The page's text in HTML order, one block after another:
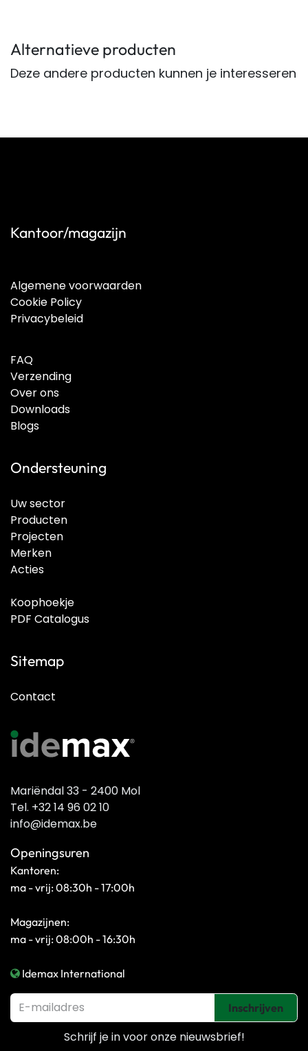
Alternatieve producten
Deze andere producten kunnen je interesseren
Kantoor/magazijn
Algemene voorwaarden
Cookie Policy
Privacybeleid
FAQ
Verzending
Over ons
Downloads
Blogs
Ondersteuning
Uw sector
Producten
Projecten
Merken
Acties
Koophoekje
PDF Catalogus
Sitemap
Contact
Mariëndal 33 - 2400 Mol
Tel. +32 14 96 02 10
info@idemax.be
Openingsuren
Kantoren:
ma - vrij: 08:30h - 17:00h
Magazijnen:
ma - vrij: 08:00h - 16:30h
Idemax International
Inschrijven
Schrijf je in voor onze nieuwsbrief!